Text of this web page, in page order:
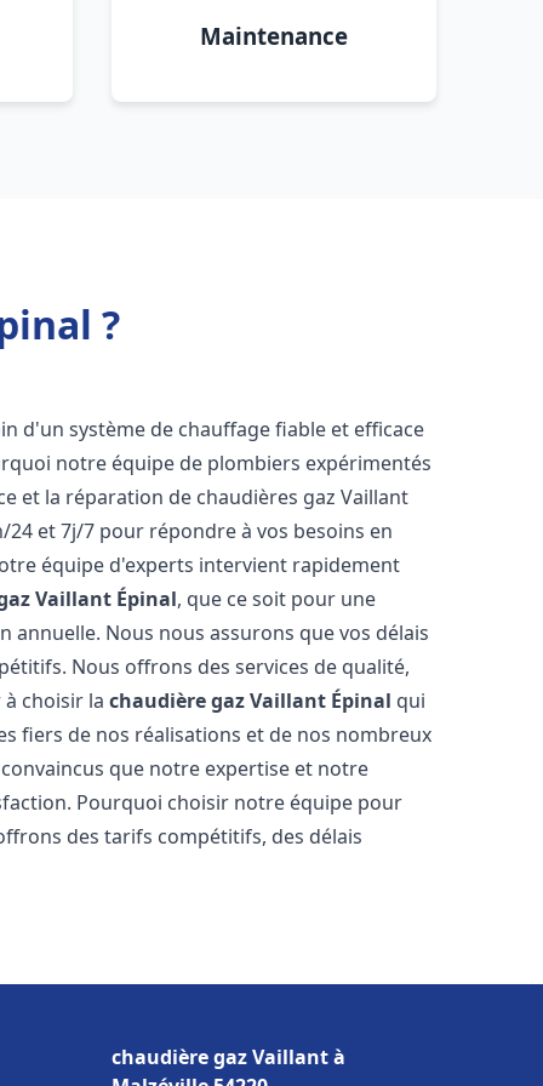
Maintenance
?
d'un système de chauffage fiable et efficace
notre équipe de plombiers expérimentés
et la réparation de chaudières gaz Vaillant
et 7j/7 pour répondre à vos besoins en
équipe d'experts intervient rapidement
Vaillant Épinal, que ce soit pour une
annuelle. Nous nous assurons que vos délais
Nous offrons des services de qualité,
à choisir lachaudière gaz Vaillant Épinal qui
fiers de nos réalisations et de nos nombreux
que notre expertise et notre
Pourquoi choisir notre équipe pour
des tarifs compétitifs, des délais
chaudière gaz Vaillant à